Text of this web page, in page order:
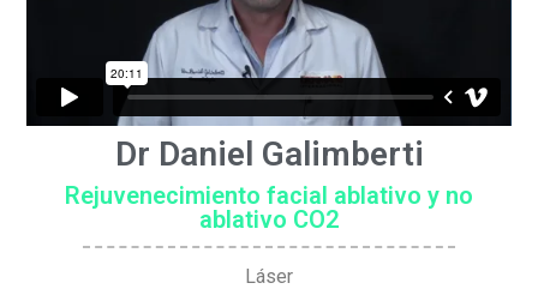
Dr Daniel Galimberti
Rejuvenecimiento facial ablativo y no
ablativo CO2
Láser